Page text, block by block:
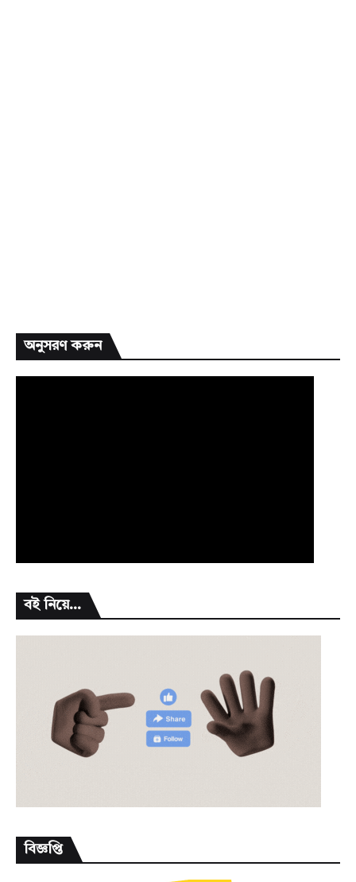
অনুসরণ করুন
বই নিয়ে...
বিজ্ঞপ্তি